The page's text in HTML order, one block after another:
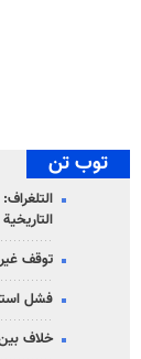
توب تن
التاريخية
توقف
فشل
خلاف بين